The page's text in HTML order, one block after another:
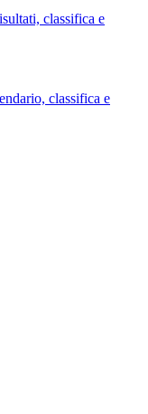
classifica e
classifica e